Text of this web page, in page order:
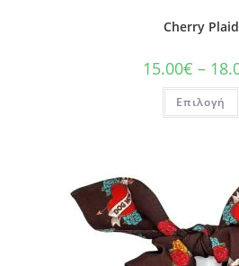
Cherry Plaid
15.00€ –
Επιλογή